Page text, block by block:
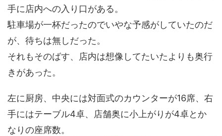
手に店内への入り口がある。
駐車場が一杯だったのでいやな予感がしていたのだ
が、待ちは無しだった。
それもそのばす、店内は想像してたいたよりも奥行
きがあった。
左に厨房、中央には対面式のカウンターが16席、右
手にはテーブル4卓、店舗奥に小上がりが4卓とか
なりの座席数。